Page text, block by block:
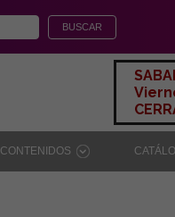
CONTENIDOS